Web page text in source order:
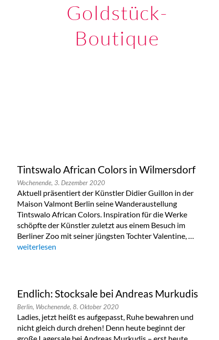
Goldstück-
Boutique
Tintswalo African Colors in Wilmersdorf
Wochenende, 3. Dezember 2020
Aktuell präsentiert der Künstler Didier Guillon in der
Maison Valmont Berlin seine Wanderaustellung
Tintswalo African Colors. Inspiration für die Werke
schöpfte der Künstler zuletzt aus einem Besuch im
Berliner Zoo mit seiner jüngsten Tochter Valentine, …
„Tintswalo African Colors in Wilmersdorf“
weiterlesen
Endlich: Stocksale bei Andreas Murkudis
Berlin, Wochenende, 8. Oktober 2020
Ladies, jetzt heißt es aufgepasst, Ruhe bewahren und
nicht gleich durch drehen! Denn heute beginnt der